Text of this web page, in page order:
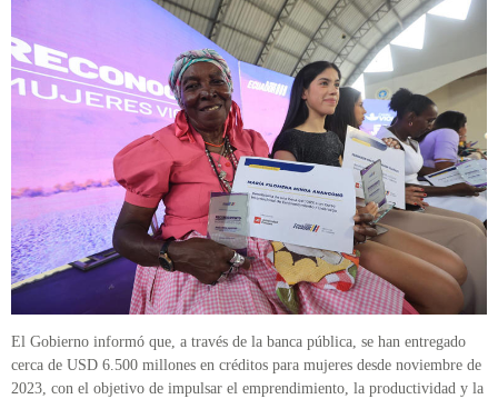
El Gobierno informó que, a través de la banca pública, se han entregado
cerca de USD 6.500 millones en créditos para mujeres desde noviembre de
2023, con el objetivo de impulsar el emprendimiento, la productividad y la